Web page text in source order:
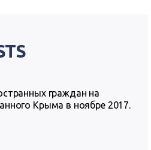
граждан на
Крыма в ноябре 2017.